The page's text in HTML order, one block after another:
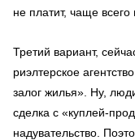
не платит, чаще всего
Третий вариант,
риэлтерское
залог жилья». Ну,
сделка с «куплей-
надувательство.